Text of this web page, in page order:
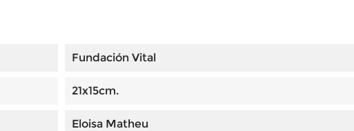
Fundación Vital
21x15cm.
Eloisa Matheu